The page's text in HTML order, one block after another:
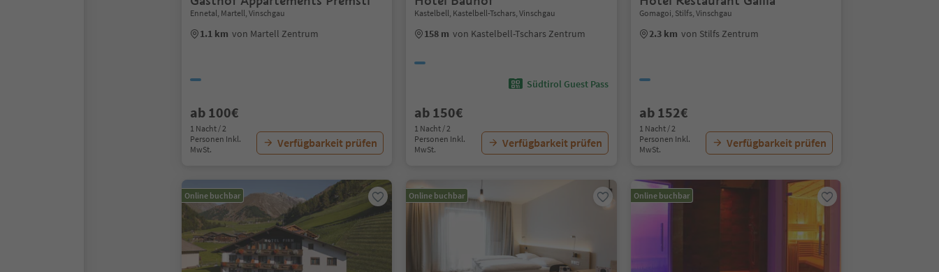
Ennetal, Martell, Vinschgau
1.1 km von Martell Zentrum
ab 100€
1 Nacht / 2
Personen Inkl.
MwSt.
Verfügbarkeit prüfen
Kastelbell, Kastelbell-Tschars, Vinschgau
158 m von Kastelbell-Tschars Zentrum
Südtirol Guest Pass
ab 150€
1 Nacht / 2
Personen Inkl.
MwSt.
Verfügbarkeit prüfen
Gomagoi, Stilfs, Vinschgau
2.3 km von Stilfs Zentrum
ab 152€
1 Nacht / 2
Personen Inkl.
MwSt.
Verfügbarkeit prüfen
Online buchbar Online buchbar Online buchbar